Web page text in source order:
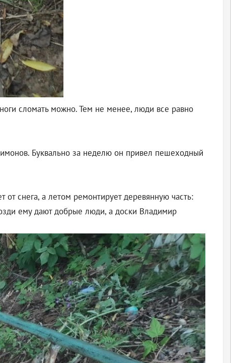
сломать можно. Тем не менее, люди все равно
Буквально за неделю он привел пешеходный
снега, а летом ремонтирует деревянную часть:
ему дают добрые люди, а доски Владимир